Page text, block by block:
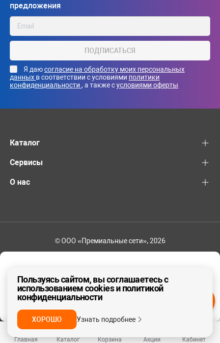
Главная Каталог Корзина Акции Кабинет
ДА, ВЕРНО
предложения
ПОДПИСАТЬСЯ
Я даюсогласие на обработку моих персональных
данных в соответствии с условиями политики
конфиденциальности , а также сусловиями оферты
Каталог
Сервисы
О нас
© ООО «Премиальные сети», 2026
Пользуясь сайтом, вы соглашаетесь с
использованием cookies и политикой
конфиденциальности
ХОРОШО Узнать подробнее